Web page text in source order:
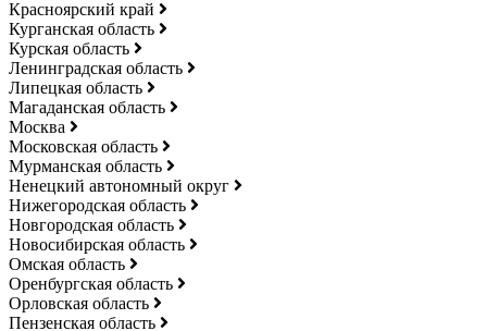
Красноярский край
Курганская область
Курская область
Ленинградская область
Липецкая область
Магаданская область
Москва
Московская область
Мурманская область
Ненецкий автономный округ
Нижегородская область
Новгородская область
Новосибирская область
Омская область
Оренбургская область
Орловская область
Пензенская область